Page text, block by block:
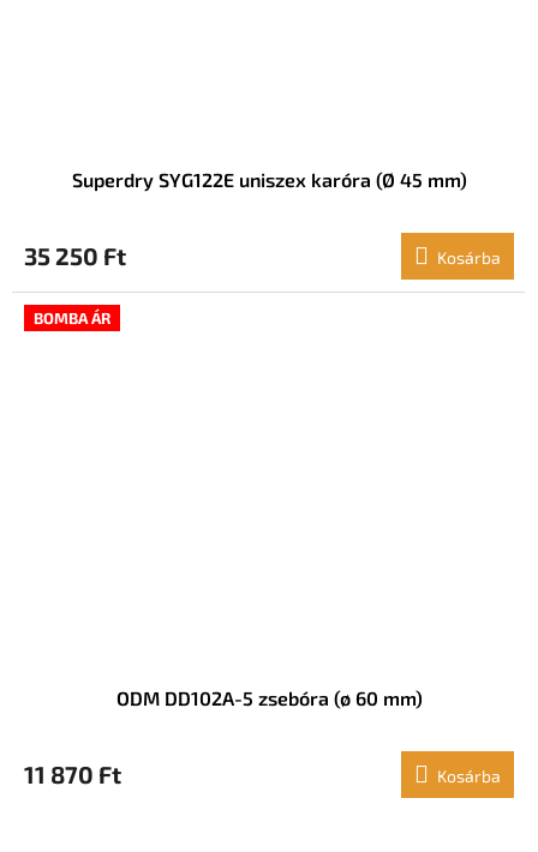
Superdry SYG122E uniszex karóra (Ø 45 mm)
35 250 Ft Kosárba
BOMBA ÁR
ODM DD102A-5 zsebóra (ø 60 mm)
11 870 Ft Kosárba